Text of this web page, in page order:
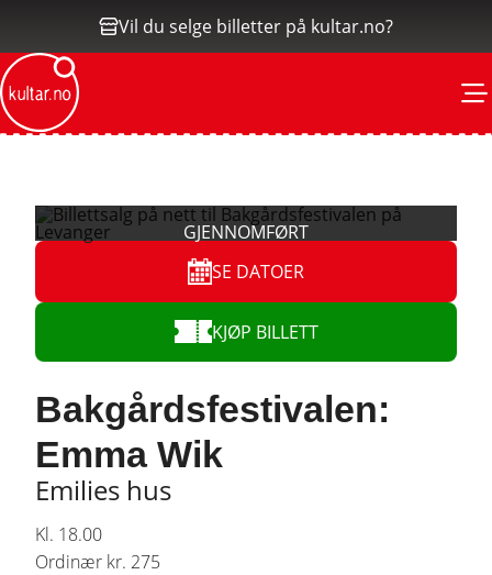
Vil du selge billetter på kultar.no?
Bakgårdsfestivalen:
Emma Wik
Emilies hus
Kl. 18.00
Ordinær kr. 275
SE DATOER
KJØP BILLETT